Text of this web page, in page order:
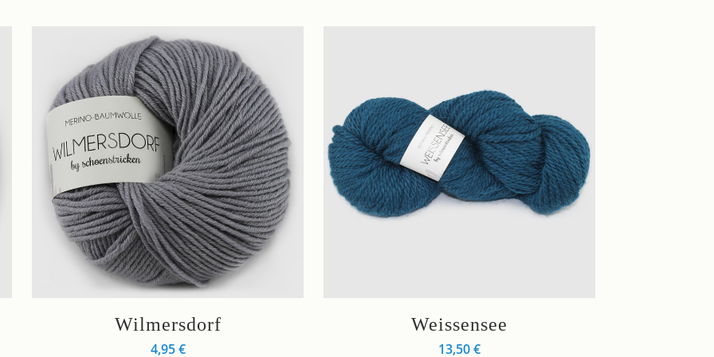
Wilmersdorf
4,95€
Weissensee
13,50€